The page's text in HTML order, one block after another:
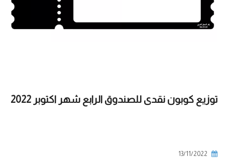
توزيع كوبون نقدى للصندوق الرابع شهر اكتوبر 2022
13/11/2022